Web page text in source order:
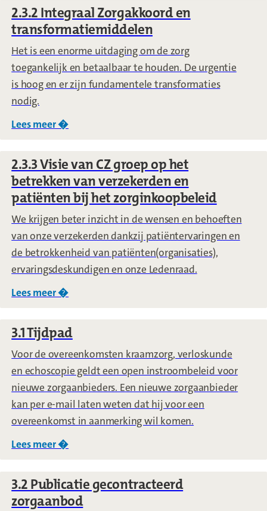
2.3.2 Integraal Zorgakkoord en
transformatiemiddelen
Het is een enorme uitdaging om de zorg
toegankelijk en betaalbaar te houden. De urgentie
is hoog en er zijn fundamentele transformaties
nodig.
Lees meer �
2.3.3 Visie van CZ groep op het
betrekken van verzekerden en
patiënten bij het zorginkoopbeleid
We krijgen beter inzicht in de wensen en behoeften
van onze verzekerden dankzij patiëntervaringen en
de betrokkenheid van patiënten(organisaties),
ervaringsdeskundigen en onze Ledenraad.
Lees meer �
3.1 Tijdpad
Voor de overeenkomsten kraamzorg, verloskunde
en echoscopie geldt een open instroombeleid voor
nieuwe zorgaanbieders. Een nieuwe zorgaanbieder
kan per e-mail laten weten dat hij voor een
overeenkomst in aanmerking wil komen.
Lees meer �
3.2 Publicatie gecontracteerd
zorgaanbod